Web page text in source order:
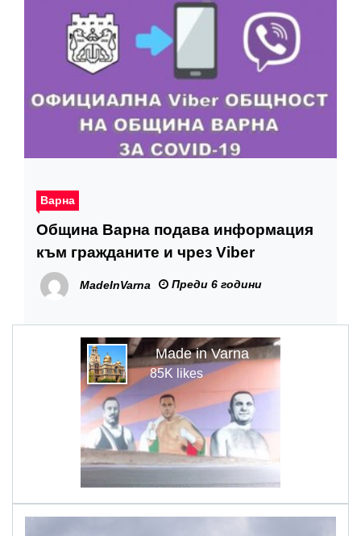
Варна
Община Варна подава информация
към гражданите и чрез Viber
MadeInVarna Преди 6 години
Made in Varna
85K likes